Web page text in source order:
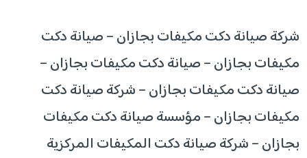
شركة صيانة دكت مكيفات بجازان – صيانة دكت
مكيفات بجازان – صيانة دكت مكيفات بجازان –
صيانة دكت مكيفات بجازان – شركة صيانة دكت
مكيفات بجازان – مؤسسة صيانة دكت مكيفات
بجازان – شركة صيانة دكت المكيفات المركزية